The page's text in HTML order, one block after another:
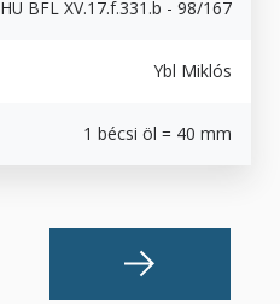
HU BFL XV.17.f.331.b - 98/167
Ybl Miklós
1 bécsi öl = 40 mm